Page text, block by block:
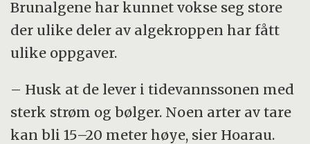
Brunalgene har kunnet vokse seg store
der ulike deler av algekroppen har fått
ulike oppgaver.
– Husk at de lever i tidevannssonen med
sterk strøm og bølger. Noen arter av tare
kan bli 15–20 meter høye, sier Hoarau.